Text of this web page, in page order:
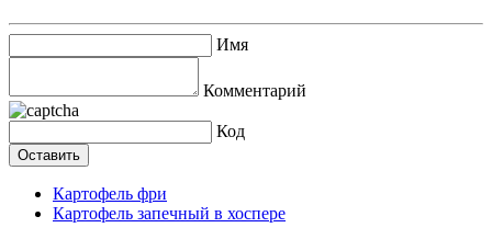
Имя
Комментарий
Код
Картофель фри
Картофель запечный в хоспере